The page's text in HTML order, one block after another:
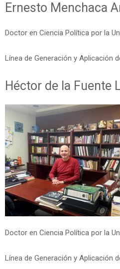
Ernesto Menchaca
Doctor en Ciencia Política por la
Línea de Generación y Aplicación
Héctor de la Fuente
Doctor en Ciencia Política por la
Línea de Generación y Aplicación